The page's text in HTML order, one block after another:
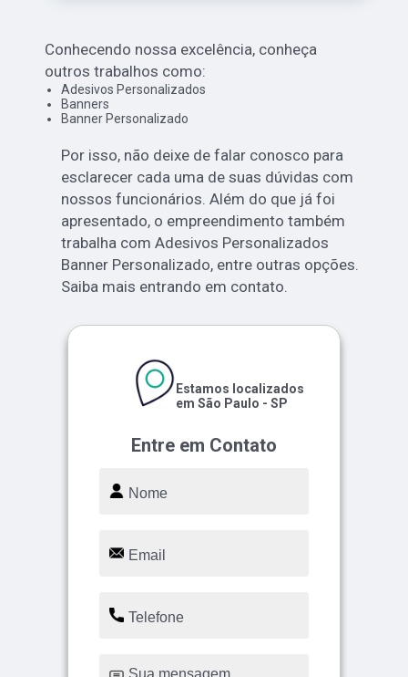
Conhecendo nossa excelência, conheça
outros trabalhos como:
Adesivos Personalizados
Banners
Banner Personalizado
Por isso, não deixe de falar conosco para
esclarecer cada uma de suas dúvidas com
nossos funcionários. Além do que já foi
apresentado, o empreendimento também
trabalha com Adesivos Personalizados
Banner Personalizado, entre outras opções.
Saiba mais entrando em contato.
Entre em Contato
Estamos localizados
em São Paulo - SP